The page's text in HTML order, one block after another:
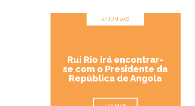
27 JUN 2018
Rui Rio irá encontrar-
se com o Presidente da
República de Angola